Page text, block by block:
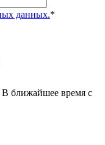
данных.*
ближайшее время с